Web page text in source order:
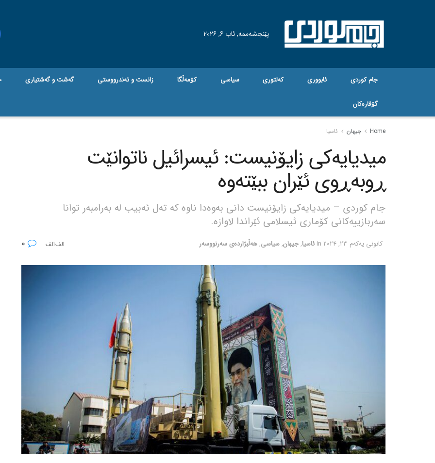
پێنجشەممە, ئاب 6, 2026
جام کوردی ئابووری کەلتوری سیاسی کۆمەڵگا زانست و تەندرووستی گه‌شت و گه‌شتیاری
گۆڤاره‌کان
Home جیهان ئاسیا
میدیایەکی زایۆنیست: ئیسرائیل ناتوانێت
ڕوبەڕوی ئێران ببێتەوە
جام کوردی – میدیایەکی زایۆنیست دانی بەوەدا ناوە کە تەل ئەبیب لە بەرامبەر توانا
سەربازییەکانی کۆماری ئیسلامی ئێراندا لاوازە.
كانونی یه‌كه‌م 23, 2024 in ئاسیا,جیهان,سیاسی,هەڵبژاردەی سەرنووسەر